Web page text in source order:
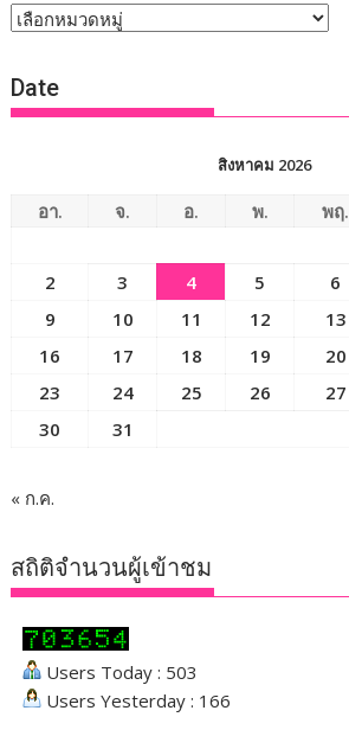
หัวข้อ
Date
สิงหาคม 2026
อา. จ. อ. พ. พฤ.
2
3 4 5 6
9
10 11 12 13
16
17 18 19 20
23
24 25 26 27
30
31
« ก.ค.
สถิติจำนวนผู้เข้าชม
Users Today : 503
Users Yesterday : 166